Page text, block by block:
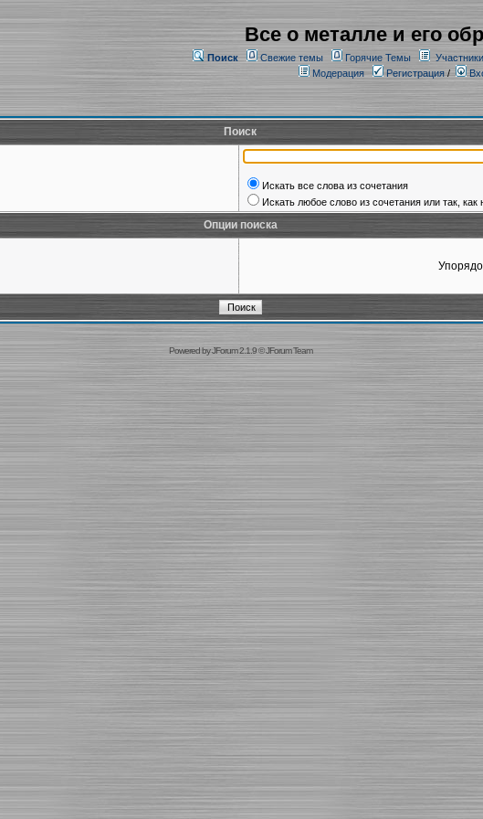
Все о металле и его
Поиск Свежие темы Горячие Темы Участники
Модерация
Регистрация/
Поиск
Искать все слова из сочетания
Искать любое слово из сочетания или так, как
Опции поиска
Powered byJForum 2.1.9©JForum Team